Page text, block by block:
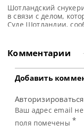
Шотландский
в связи с делом,
Суде Шотландии,
обвинениями в
отстранила
стало известно
Комментарии
Добавить
Ваш адрес email
поля помечены *